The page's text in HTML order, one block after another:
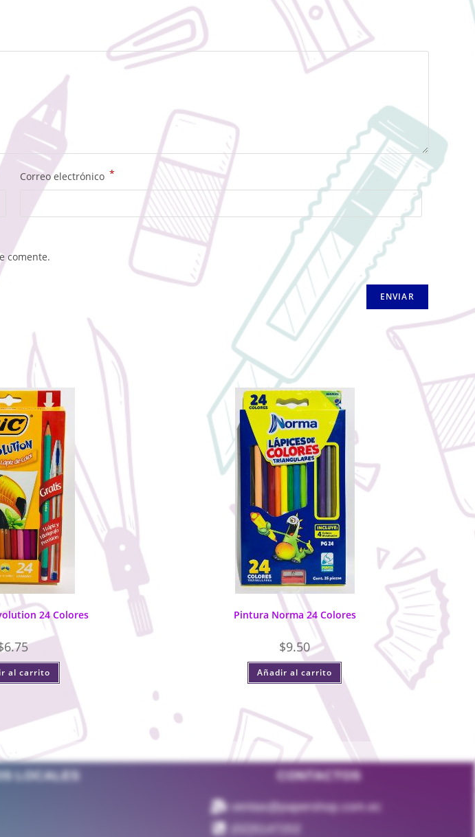
Correo electrónico *
comente.
24 Colores
6.75
al carrito
Pintura Norma 24 Colores
$9.50
Añadir al carrito
LOCALES CONTACTOS
ventas@papershop.com.ec
(02)5147202